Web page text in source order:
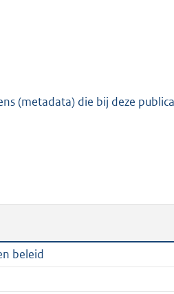
K
(metadata) die bij deze
beleid